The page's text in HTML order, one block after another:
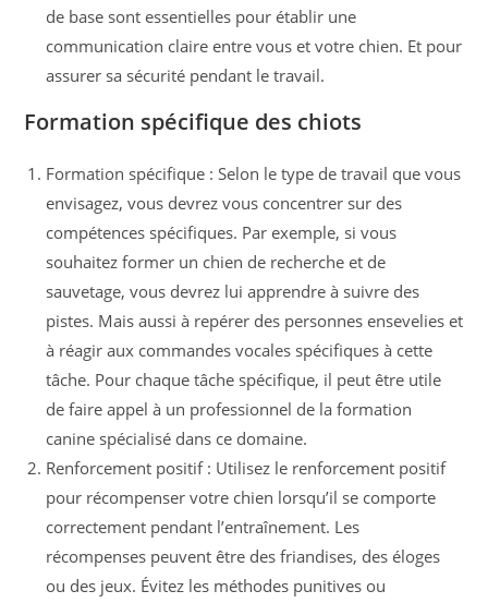
de base sont essentielles pour établir une
communication claire entre vous et votre chien. Et pour
assurer sa sécurité pendant le travail.
Formation spécifique des chiots
Formation spécifique : Selon le type de travail que vous
envisagez, vous devrez vous concentrer sur des
compétences spécifiques. Par exemple, si vous
souhaitez former un chien de recherche et de
sauvetage, vous devrez lui apprendre à suivre des
pistes. Mais aussi à repérer des personnes ensevelies et
à réagir aux commandes vocales spécifiques à cette
tâche. Pour chaque tâche spécifique, il peut être utile
de faire appel à un professionnel de la formation
canine spécialisé dans ce domaine.
Renforcement positif : Utilisez le renforcement positif
pour récompenser votre chien lorsqu’il se comporte
correctement pendant l’entraînement. Les
récompenses peuvent être des friandises, des éloges
ou des jeux. Évitez les méthodes punitives ou